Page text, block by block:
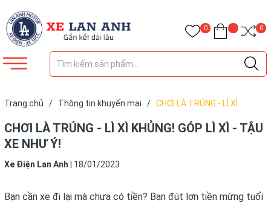
0 0
Trang chủ / Thông tin khuyến mại / CHƠI LÀ TRÚNG - LÌ XÌ
CHƠI LÀ TRÚNG - LÌ XÌ KHỦNG! GÓP LÌ XÌ - TẬU
XE NHƯ Ý!
Xe Điện Lan Anh 18/01/2023
Bạn cần xe đi lại mà chưa có tiền? Bạn đút lợn tiền mừng tuổi